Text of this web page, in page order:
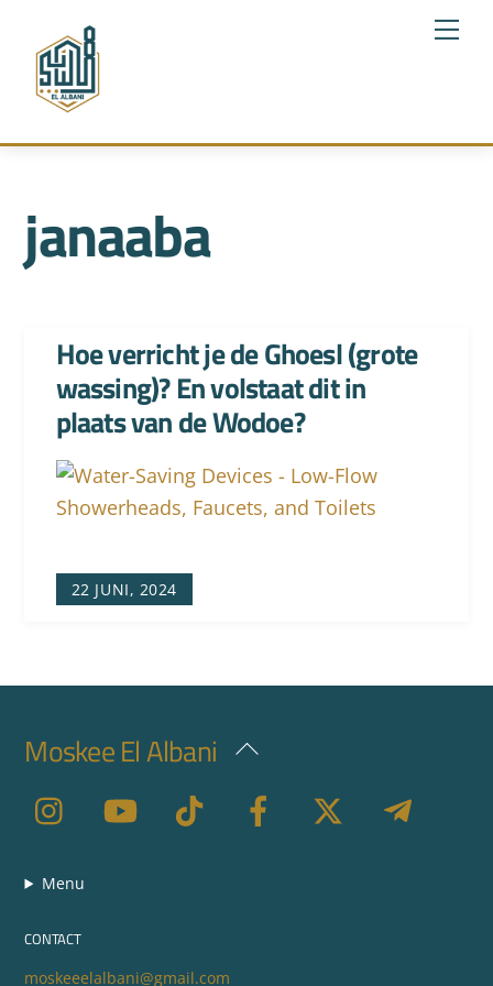
content
janaaba
22 JUNI, 2024
Hoe verricht je de Ghoesl (grote
wassing)? En volstaat dit in
plaats van de Wodoe?
Back
Top
Moskee El Albani
Menu
CONTACT
moskeeelalbani@gmail.com